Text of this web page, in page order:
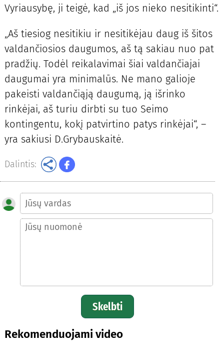
Vyriausybę, ji teigė, kad „iš jos nieko nesitikinti“.
„Aš tiesiog nesitikiu ir nesitikėjau daug iš šitos
valdančiosios daugumos, aš tą sakiau nuo pat
pradžių. Todėl reikalavimai šiai valdančiajai
daugumai yra minimalūs. Ne mano galioje
pakeisti valdančiąją daugumą, ją išrinko
rinkėjai, aš turiu dirbti su tuo Seimo
kontingentu, kokį patvirtino patys rinkėjai“, –
yra sakiusi D.Grybauskaitė.
Dalintis:
Skelbti
Rekomenduojami video